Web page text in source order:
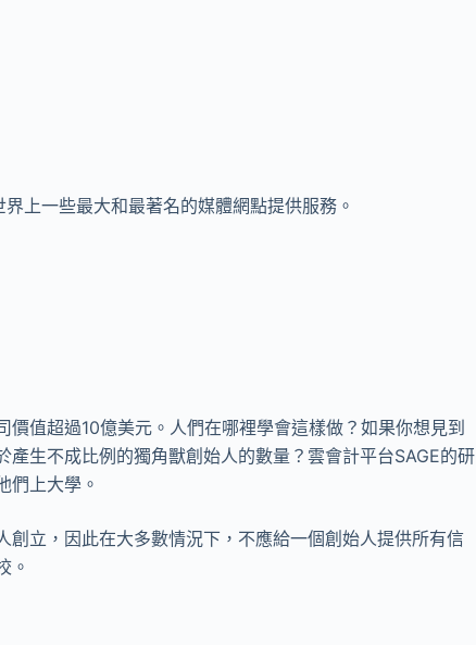
上一些最大和最著名的媒體網點提供服務。
值超過10億美元。人們在哪裡學會這樣做？如果你想見到
生不成比例的獨角獸創始人的數量？雲會計平台SAGE的研
們上大學。
創立，因此在大多數情況下，不應給一個創始人提供所有信
。